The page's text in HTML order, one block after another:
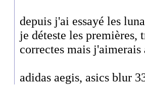
depuis j'ai essayé les
je déteste les premières,
correctes mais j'aimerais
adidas aegis, asics blur